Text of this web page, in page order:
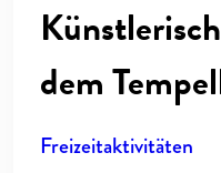
dem
Freizeitaktivitäten